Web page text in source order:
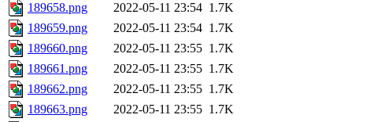
189658.png
2022-05-11 23:54 1.7K
189659.png
2022-05-11 23:54 1.7K
189660.png
2022-05-11 23:55 1.7K
189661.png
2022-05-11 23:55 1.7K
189662.png
2022-05-11 23:55 1.7K
189663.png
2022-05-11 23:55 1.7K